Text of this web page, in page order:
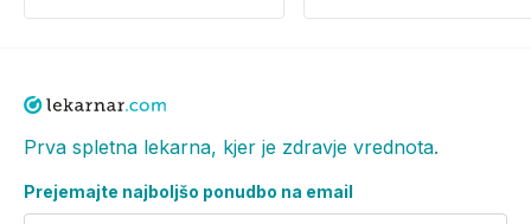
Prva spletna lekarna, kjer je zdravje vrednota.
Prejemajte najboljšo ponudbo na email